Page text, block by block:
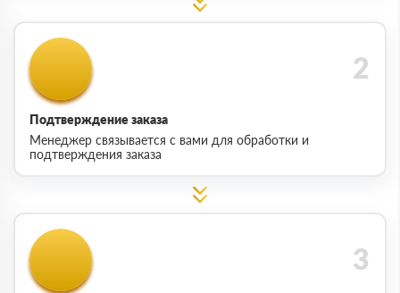
Подтверждение заказа
Менеджер связывается с вами для обработки и
подтверждения заказа